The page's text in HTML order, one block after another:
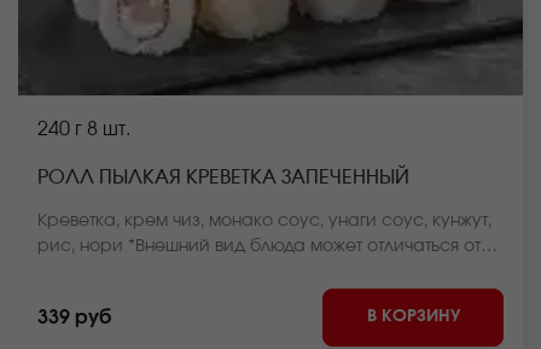
240 г 8 шт.
РОЛЛ ПЫЛКАЯ КРЕВЕТКА ЗАПЕЧЕННЫЙ
Креветка, крем чиз, монако соус, унаги соус, кунжут,
рис, нори *Внешний вид блюда может отличаться от
339 руб В КОРЗИНУ